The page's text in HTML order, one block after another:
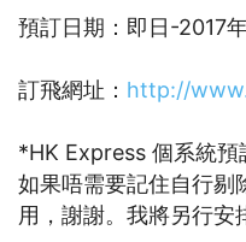
預訂日期：即日-2017
訂飛網址： http://
*HK Express 個系統預
如果唔需要記住自行剔
用，謝謝。我將另行安